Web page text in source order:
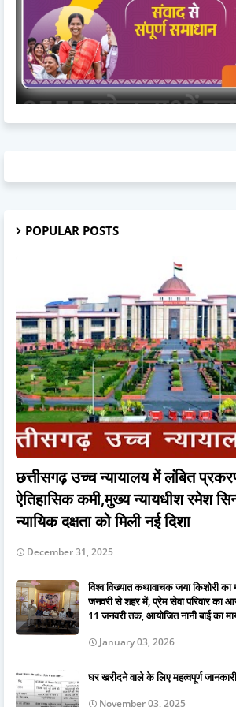
POPULAR POSTS
छत्तीसगढ़ उच्च न्यायालय में लंबित
ऐतिहासिक कमी,मुख्य न्यायधीश रमेश
न्यायिक दक्षता को मिली नई दिशा
December 31, 2025
विश्व विख्यात कथावाचक जया किशोरी
जनवरी से शहर में, प्रेम सेवा परिवार का
11 जनवरी तक, आयोजित नानी बाई का
January 03, 2026
घर खरीदने वाले के लिए महत्वपूर्ण
November 03, 2025